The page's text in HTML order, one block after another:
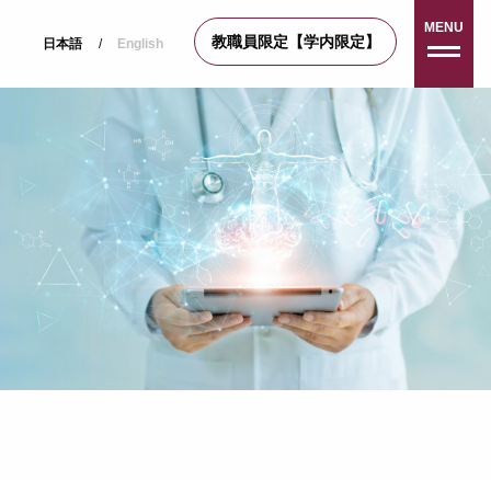
日本語 / English 教職員限定【学内限定】
MENU